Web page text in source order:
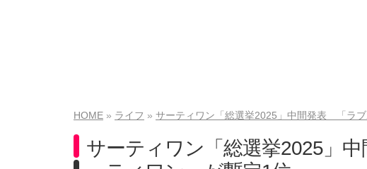
HOME ライフ サーティワン「総選挙2025」中間発表 「ラ
サーティワン「総選挙2025」